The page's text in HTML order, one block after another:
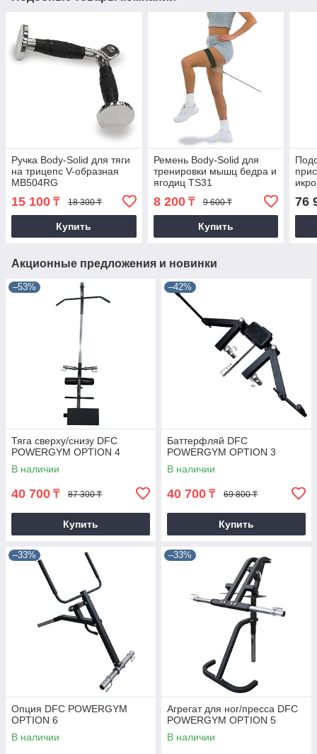
Ручка Body-Solid для тяги
на трицепс V-образная
MB504RG
15 100 ₸ 18 300 ₸
Купить
Ремень Body-Solid для
тренировки мышц бедра и
ягодиц TS31
8 200₸ 9 600 ₸
Купить
76
Акционные предложения и новинки
–53%
Тяга сверху/снизу DFC
POWERGYM OPTION 4
В наличии
40 700 ₸ 87 300 ₸
Купить
–42%
Баттерфляй DFC
POWERGYM OPTION 3
В наличии
40 700 ₸ 69 800 ₸
Купить
–33%
Опция DFC POWERGYM
OPTION 6
В наличии
–33%
Агрегат для ног/пресса DFC
POWERGYM OPTION 5
В наличии